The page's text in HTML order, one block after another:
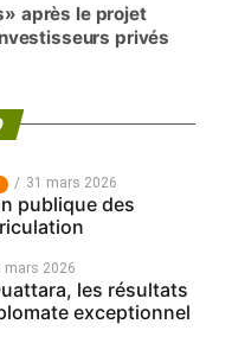
après le projet
privés
31 mars 2026
publique des
mars 2026
les résultats
exceptionnel